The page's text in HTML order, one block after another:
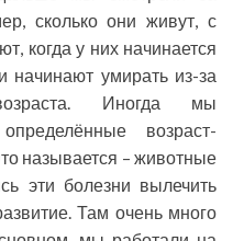
сколько они живут, с
когда у них начинается
начинают умирать из-за
Иногда мы
возраст-
называется – животные
эти болезни вылечить
Там очень много